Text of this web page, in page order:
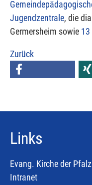
Jugendzentrale, die
Germersheim sowie
Zurück
Links
Evang. Kirche der Pfalz
Intranet